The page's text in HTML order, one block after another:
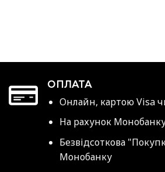
ОПЛАТА
Онлайн, картою Visa
На рахунок
Безвідсоткова
Монобанку